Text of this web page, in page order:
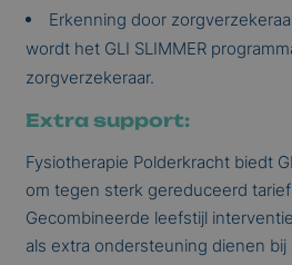
Erkenning door
wordt het GLI SLIMMER
zorgverzekeraar.
Extra support:
Fysiotherapie Polderkracht biedt
om tegen sterk gereduceerd
Gecombineerde leefstijl
als extra ondersteuning dienen